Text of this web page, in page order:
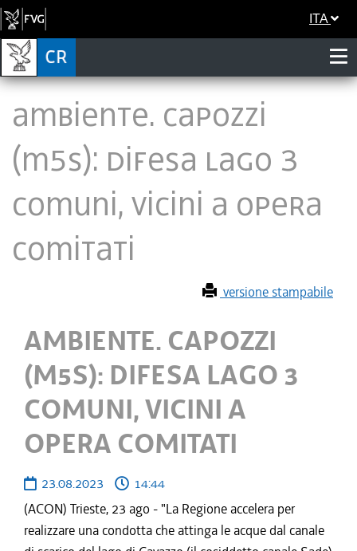
ITA
AMBIENTE. CAPOZZI
(M5S): DIFESA LAGO 3
COMUNI, VICINI A OPERA
COMITATI
versione stampabile
AMBIENTE. CAPOZZI
(M5S): DIFESA LAGO 3
COMUNI, VICINI A
OPERA COMITATI
23.08.2023
14:44
(ACON) Trieste, 23 ago - "La Regione accelera per
realizzare una condotta che attinga le acque dal canale